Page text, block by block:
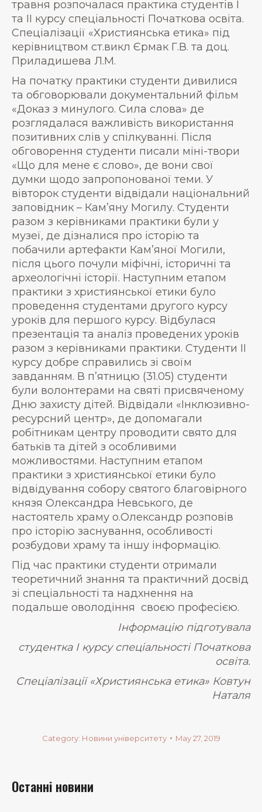
травня розпочалася практика студентів І
та ІІ курсу спеціальності Початкова освіта.
Спеціалізації «Християнська етика» під
керівництвом ст.викл Єрмак Г.В. та доц.
Приладишева Л.М.
На початку практики студенти дивилися
та обговорювали документальний фільм
«Доказ з минулого. Сила слова» де
розглядалася важливість використання
позитивних слів у спілкуванні. Після
обговорення студенти писали міні-твори
«Що для мене є слово», де вони свої
думки щодо запропонованої теми. У
вівторок студенти відвідали національний
заповідник – Кам’яну Могилу. Студенти
разом з керівниками практики були у
музеї, де дізналися про історію та
побачили артефакти Кам’яної Могили,
після цього почули міфічні, історичні та
археологічні історії. Наступним етапом
практики з християнської етики було
проведення студентами другого курсу
уроків для першого курсу. Відбулася
презентація та аналіз проведених уроків
разом з керівниками практики. Студенти ІІ
курсу добре справились зі своїм
завданням. В п’ятницю (31.05) студенти
були волонтерами на святі присвяченому
Дню захисту дітей. Відвідали «Інклюзивно-
ресурсний центр», де допомагали
робітникам центру проводити свято для
батьків та дітей з особливими
можливостями. Наступним етапом
практики з християнської етики було
відвідування собору святого благовірного
князя Олександра Невського, де
настоятель храму о.Олександр розповів
про історію заснування, особливості
розбудови храму та іншу інформацію.
Під час практики студенти отримали
теоретичний знання та практичний досвід
зі спеціальності та надхнення на
подальше оволодіння своєю професією.
Інформацію підготувала
студентка Ікурсу спеціальності Початкова
освіта.
Спеціалізації «Християнська етика» Ковтун
Наталя
Category: Новини університету May 27, 2019
Останні новини